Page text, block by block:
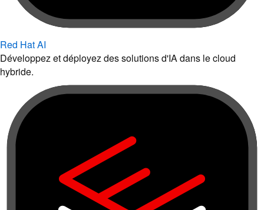
Red Hat AI
Développez et déployez des solutions d'IA dans le cloud
hybride.